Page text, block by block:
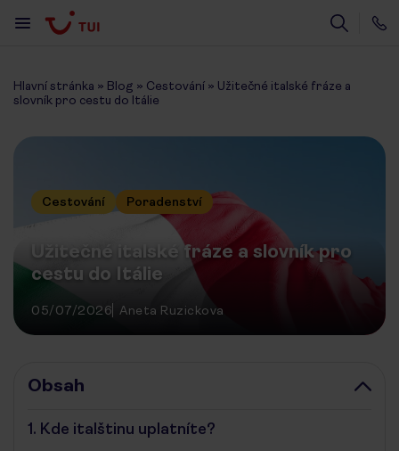
Hlavní stránka » Blog » Cestování » Užitečné italské fráze a
slovník pro cestu do Itálie
Cestování Poradenství
Užitečné italské fráze a slovník pro
cestu do Itálie
05/07/2026 Aneta Ruzickova
Obsah
1. Kde italštinu uplatníte?